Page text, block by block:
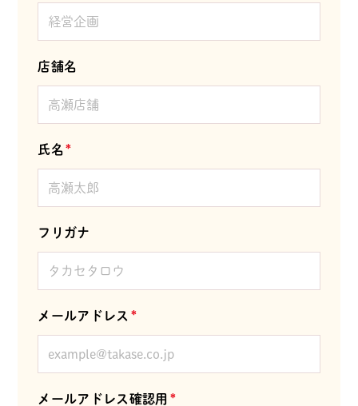
店舗名
氏名*
フリガナ
メールアドレス *
メールアドレス確認用 *